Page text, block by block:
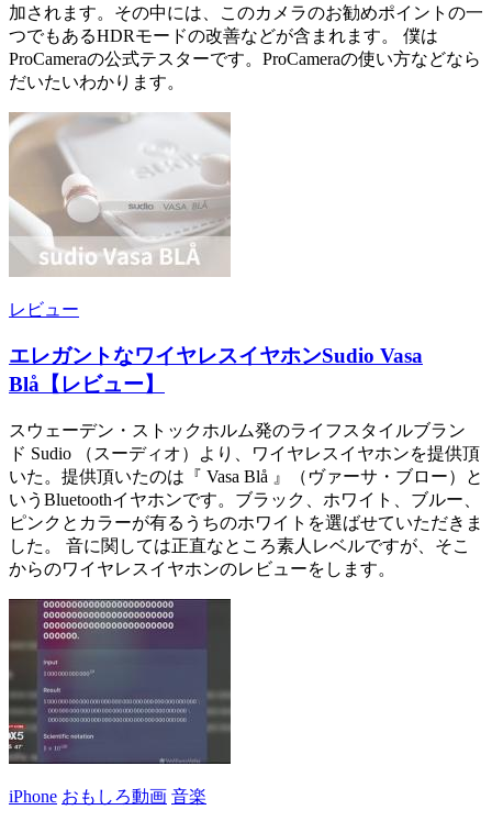
加されます。その中には、このカメラのお勧めポイントの一
つでもあるHDRモードの改善などが含まれます。 僕は
ProCameraの公式テスターです。ProCameraの使い方などなら
だいたいわかります。
レビュー
エレガントなワイヤレスイヤホンSudio Vasa
Blå【レビュー】
スウェーデン・ストックホルム発のライフスタイルブラン
ド Sudio （スーディオ）より、ワイヤレスイヤホンを提供頂
いた。提供頂いたのは『 Vasa Blå 』（ヴァーサ・ブロー）と
いうBluetoothイヤホンです。ブラック、ホワイト、ブルー、
ピンクとカラーが有るうちのホワイトを選ばせていただきま
した。 音に関しては正直なところ素人レベルですが、そこ
からのワイヤレスイヤホンのレビューをします。
iPhone おもしろ動画 音楽